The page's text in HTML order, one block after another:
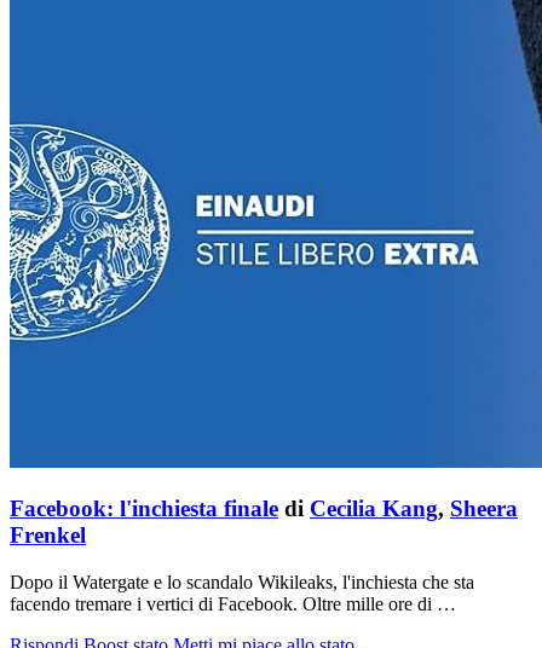
Facebook: l'inchiesta finale di Cecilia Kang, Sheera
Frenkel
Dopo il Watergate e lo scandalo Wikileaks, l'inchiesta che sta
facendo tremare i vertici di Facebook. Oltre mille ore di …